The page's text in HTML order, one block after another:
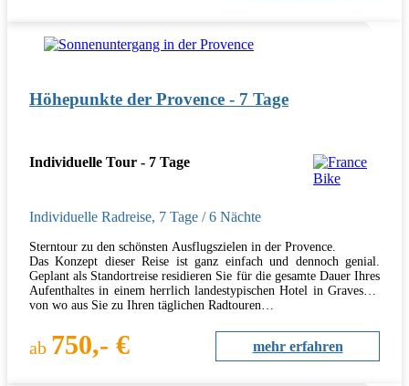
Höhepunkte der Provence - 7 Tage
Individuelle Tour - 7 Tage
Individuelle Radreise, 7 Tage / 6 Nächte
Sterntour zu den schönsten Ausflugszielen in der Provence.
Das Konzept dieser Reise ist ganz einfach und dennoch genial.
Geplant als Standortreise residieren Sie für die gesamte Dauer Ihres
Aufenthaltes in einem herrlich landestypischen Hotel in Graveson,
von wo aus Sie zu Ihren täglichen Radtouren…
ab 750,- € mehr erfahren